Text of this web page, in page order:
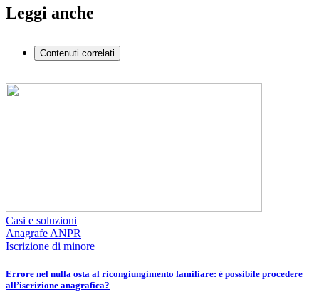
Leggi anche
Contenuti correlati
Casi e soluzioni
Anagrafe ANPR
Iscrizione di minore
Errore nel nulla osta al ricongiungimento familiare: è possibile procedere
all’iscrizione anagrafica?